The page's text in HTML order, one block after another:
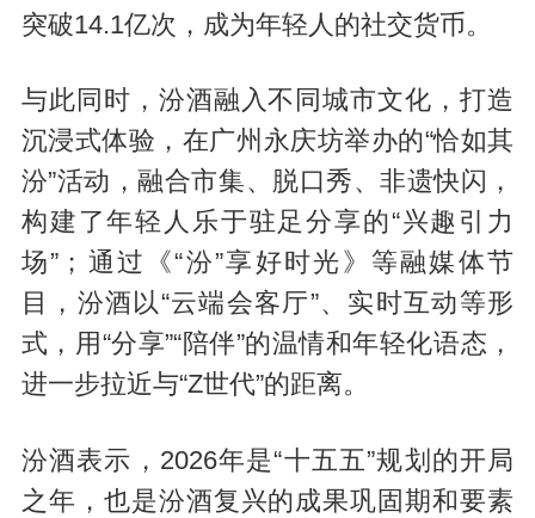
突破14.1亿次，成为年轻人的社交货币。
与此同时，汾酒融入不同城市文化，打造
沉浸式体验，在广州永庆坊举办的“恰如其
汾”活动，融合市集、脱口秀、非遗快闪，
构建了年轻人乐于驻足分享的“兴趣引力
场”；通过《“汾”享好时光》等融媒体节
目，汾酒以“云端会客厅”、实时互动等形
式，用“分享”“陪伴”的温情和年轻化语态，
进一步拉近与“Z世代”的距离。
汾酒表示，2026年是“十五五”规划的开局
之年，也是汾酒复兴的成果巩固期和要素